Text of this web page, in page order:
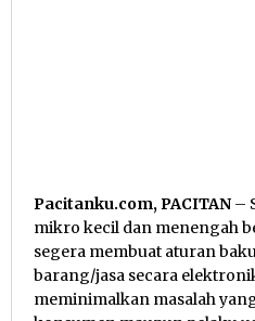
Pacitanku.com, PACITAN –
mikro kecil dan menengah
segera membuat aturan
barang/jasa secara
meminimalkan masalah